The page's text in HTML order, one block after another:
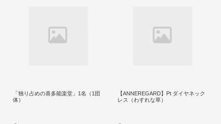
「独り占めの喜多能楽堂」1名（1団
体）
【ANNEREGARD】Pt ダイヤネック
レス（わすれな草）